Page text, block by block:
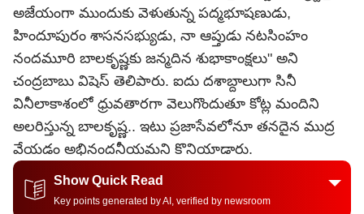
అజేయంగా ముందుకు వెళుతున్న పద్మభూషణుడు,
హిందూపురం శాసనసభ్యుడు, నా ఆప్తుడు నటసింహం
నందమూరి బాలకృష్ణకు జన్మదిన శుభాకాంక్షలు" అని
చంద్రబాబు విషెస్ తెలిపారు. ఐదు దశాబ్దాలుగా సినీ
వినీలాకాశంలో ధ్రువతారగా వెలుగొందుతూ కోట్ల మందిని
అలరిస్తున్న బాలకృష్ణ.. ఇటు ప్రజాసేవలోనూ తనదైన ముద్ర
వేయడం అభినందనీయమని కొనియాడారు.
Show Quick Read
Key points generated by AI, verified by newsroom